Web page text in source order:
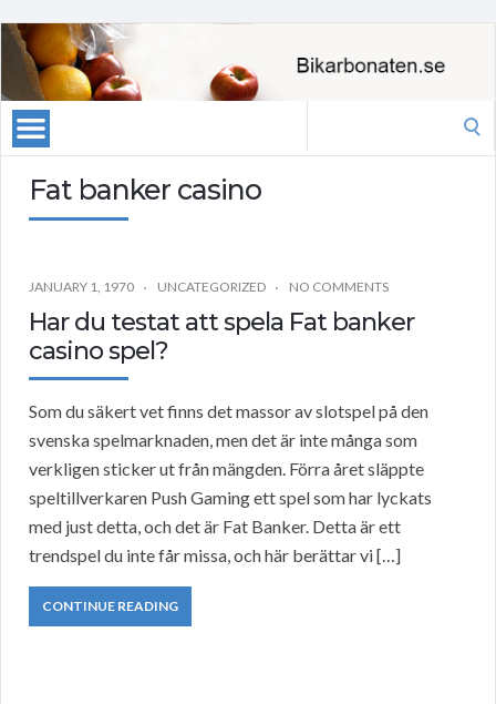
Fat banker casino
JANUARY 1, 1970 UNCATEGORIZED NO COMMENTS
Har du testat att spela Fat banker
casino spel?
Som du säkert vet finns det massor av slotspel på den
svenska spelmarknaden, men det är inte många som
verkligen sticker ut från mängden. Förra året släppte
speltillverkaren Push Gaming ett spel som har lyckats
med just detta, och det är Fat Banker. Detta är ett
trendspel du inte får missa, och här berättar vi […]
CONTINUE READING